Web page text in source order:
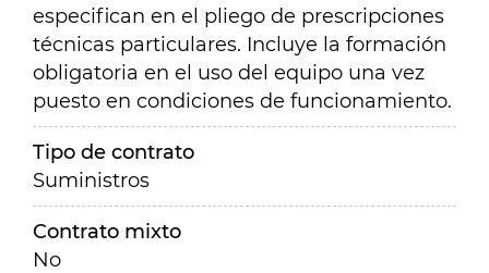
especifican en el pliego de prescripciones
técnicas particulares. Incluye la formación
obligatoria en el uso del equipo una vez
puesto en condiciones de funcionamiento.
Tipo de contrato
Suministros
Contrato mixto
No